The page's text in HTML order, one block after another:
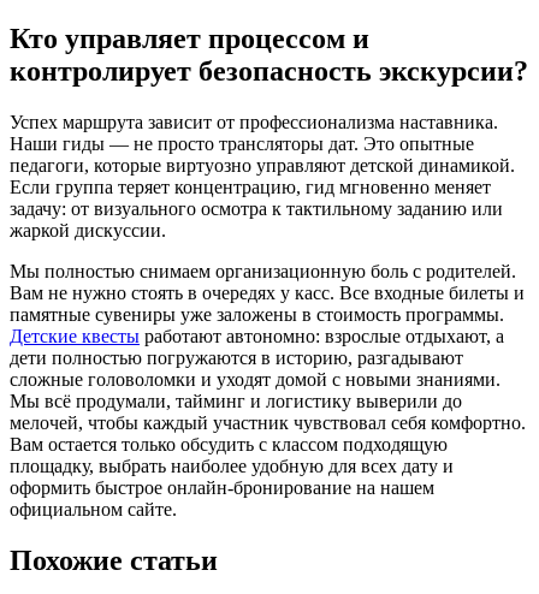
Кто управляет процессом и
контролирует безопасность экскурсии?
Успех маршрута зависит от профессионализма наставника.
Наши гиды — не просто трансляторы дат. Это опытные
педагоги, которые виртуозно управляют детской динамикой.
Если группа теряет концентрацию, гид мгновенно меняет
задачу: от визуального осмотра к тактильному заданию или
жаркой дискуссии.
Мы полностью снимаем организационную боль с родителей.
Вам не нужно стоять в очередях у касс. Все входные билеты и
памятные сувениры уже заложены в стоимость программы.
Детские квесты работают автономно: взрослые отдыхают, а
дети полностью погружаются в историю, разгадывают
сложные головоломки и уходят домой с новыми знаниями.
Мы всё продумали, тайминг и логистику выверили до
мелочей, чтобы каждый участник чувствовал себя комфортно.
Вам остается только обсудить с классом подходящую
площадку, выбрать наиболее удобную для всех дату и
оформить быстрое онлайн-бронирование на нашем
официальном сайте.
Похожие статьи